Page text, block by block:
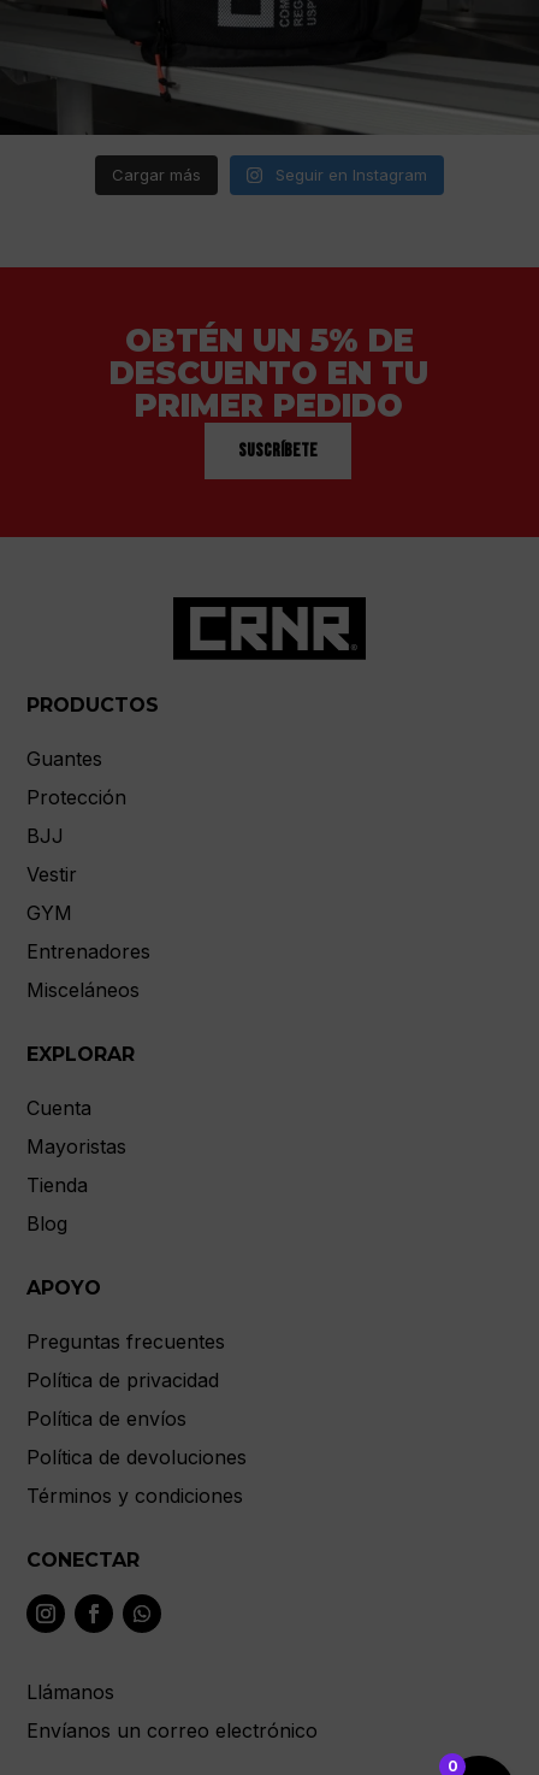
Cargar más Seguir en Instagram
OBTÉN UN 5% DE
DESCUENTO EN TU
PRIMER PEDIDO
Suscríbete
PRODUCTOS
Guantes
Protección
BJJ
Vestir
GYM
Entrenadores
Misceláneos
EXPLORAR
Cuenta
Mayoristas
Tienda
Blog
APOYO
Preguntas frecuentes
Política de privacidad
Política de envíos
Política de devoluciones
Términos y condiciones
CONECTAR
Llámanos
Envíanos un correo electrónico
0